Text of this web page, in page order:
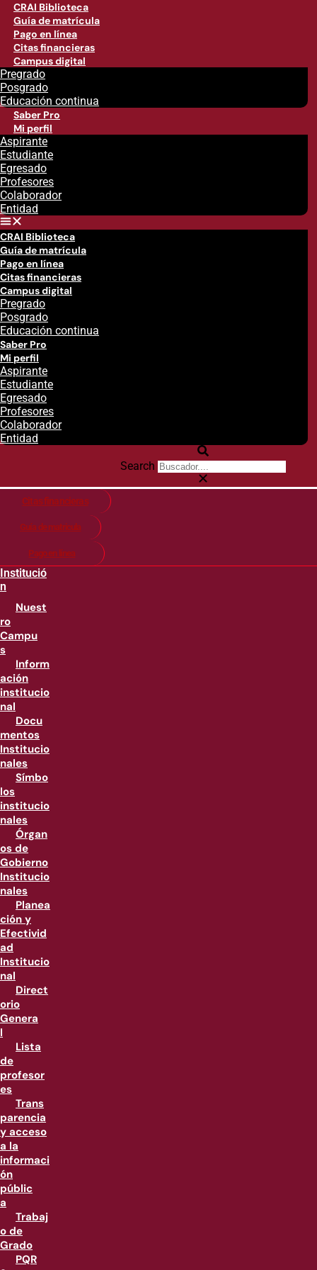
CRAI Biblioteca
Guía de matrícula
Pago en línea
Citas financieras
Campus digital
Pregrado
Posgrado
Educación continua
Saber Pro
Mi perfil
Aspirante
Estudiante
Egresado
Profesores
Colaborador
Entidad
CRAI Biblioteca
Guía de matrícula
Pago en línea
Citas financieras
Campus digital
Pregrado
Posgrado
Educación continua
Saber Pro
Mi perfil
Aspirante
Estudiante
Egresado
Profesores
Colaborador
Entidad
Search
Citas financieras
Guía de matricula
Pago en línea
Institució
n
Nuest
ro
Campu
s
Inform
ación
institucio
nal
Docu
mentos
Institucio
nales
Símbo
los
institucio
nales
Órgan
os de
Gobierno
Institucio
nales
Planea
ción y
Efectivid
ad
Institucio
nal
Direct
orio
Genera
l
Lista
de
profesor
es
Trans
parencia
y acceso
a la
informaci
ón
públic
a
Trabaj
o de
Grado
PQR